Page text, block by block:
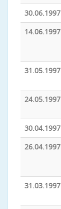
30.06.1997
14.06.1997
31.05.1997
24.05.1997
30.04.1997
26.04.1997
31.03.1997